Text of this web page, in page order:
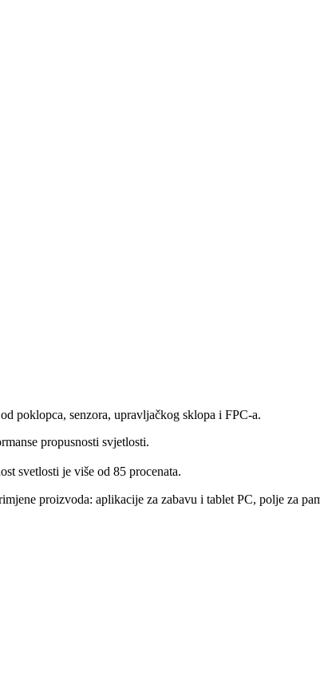
poklopca, senzora, upravljačkog sklopa i FPC-a.
propusnosti svjetlosti.
svetlosti je više od 85 procenata.
proizvoda: aplikacije za zabavu i tablet PC, polje za